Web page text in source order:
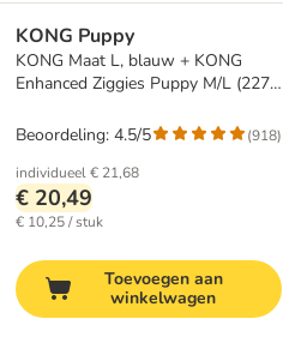
KONG Puppy
KONG Maat L, blauw + KONG
Enhanced Ziggies Puppy M/L (227
individueel€ 21,68
€ 20,49
€ 10,25 / stuk
Beoordeling: 4.5/5 (918)
Toevoegen aan
winkelwagen